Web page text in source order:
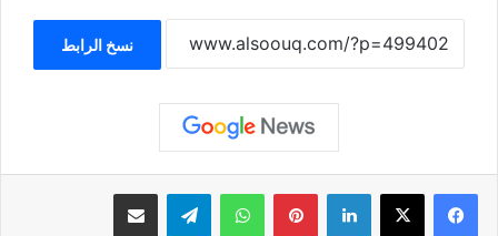
نسخ الرابط
لينكدإن بينتيريستواتساب تيلقرام مشاركة عبر البريد